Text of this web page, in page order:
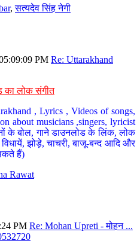
,सत्यदेव सिंह नेगी
PM Re: Uttarakhand
का लोक संगीत
, Lyrics , Videos of songs,
about musicians ,singers, lyricist
के बोल, गाने डाउनलोड के लिंक, लोक
झोड़े, चाचरी, बाजू-बन्द आदि और
हैं)
Rawat
PM Re: Mohan Upreti - मोहन ...